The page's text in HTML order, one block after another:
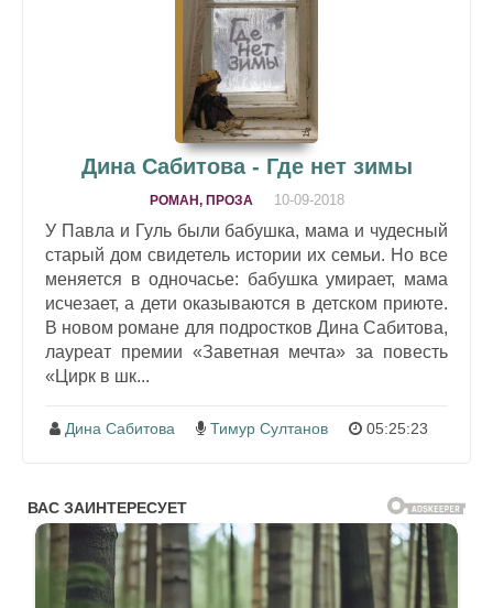
Дина Сабитова - Где нет зимы
РОМАН, ПРОЗА 10-09-2018
У Павла и Гуль были бабушка, мама и чудесный
старый дом свидетель истории их семьи. Но все
меняется в одночасье: бабушка умирает, мама
исчезает, а дети оказываются в детском приюте.
В новом романе для подростков Дина Сабитова,
лауреат премии «Заветная мечта» за повесть
«Цирк в шк...
Дина Сабитова Тимур Султанов 05:25:23